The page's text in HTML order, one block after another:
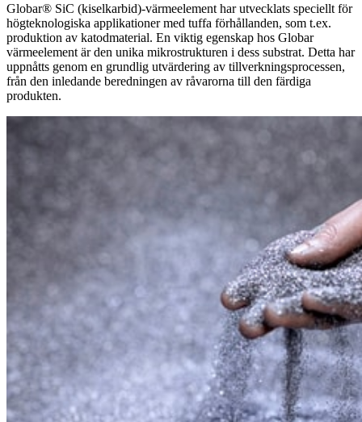
Globar® SiC (kiselkarbid)-värmeelement har utvecklats speciellt för
högteknologiska applikationer med tuffa förhållanden, som t.ex.
produktion av katodmaterial. En viktig egenskap hos Globar
värmeelement är den unika mikrostrukturen i dess substrat. Detta har
uppnåtts genom en grundlig utvärdering av tillverkningsprocessen,
från den inledande beredningen av råvarorna till den färdiga
produkten.